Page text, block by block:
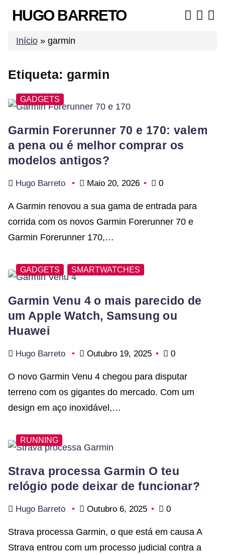
content
HUGO BARRETO
Início» garmin
Etiqueta: garmin
GADGETS
Garmin Forerunner 70 e 170: valem
a pena ou é melhor comprar os
modelos antigos?
Hugo Barreto Maio 20, 2026 0
A Garmin renovou a sua gama de entrada para
corrida com os novos Garmin Forerunner 70 e
Garmin Forerunner 170,…
GADGETS SMARTWATCHES
Garmin Venu 4 o mais parecido de
um Apple Watch, Samsung ou
Huawei
Hugo Barreto Outubro 19, 2025 0
O novo Garmin Venu 4 chegou para disputar
terreno com os gigantes do mercado. Com um
design em aço inoxidável,…
RUNNING
Strava processa Garmin O teu
relógio pode deixar de funcionar?
Hugo Barreto Outubro 6, 2025 0
Strava processa Garmin, o que está em causa A
Strava entrou com um processo judicial contra a